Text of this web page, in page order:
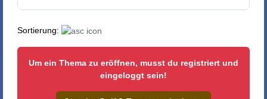
Sortierung:
Um ein Thema zu eröffnen, musst du registriert und
eingeloggt sein!